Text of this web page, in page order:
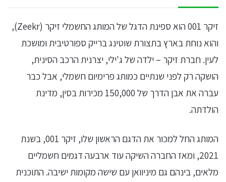
זיקר 001 הוא ספינת הדגל של המותג החשמלי זיקר (Zeekr),
והוא נוחת בארץ בתצורת שוטינג ברייק ספורטיבית ומושכת
לעין. חברת זיקר – ילדה של ג'ילי, יצרנית הרכב הסינית,
הושקה רק לפני שנתיים כמותג פרימיום חשמלי, אבל כבר
עברה את אבן הדרך של 150,000 מכירות בסין, מדינת
הולדתה.
המותג החל למכור את הדגם הראשון שלו, זיקר 001, בשנת
2021, ומאז החברה השיקה עוד ארבעה דגמים חשמליים
מלאים, בינהם גם מיניוואן עם שישה מקומות ישיבה. התוכנית